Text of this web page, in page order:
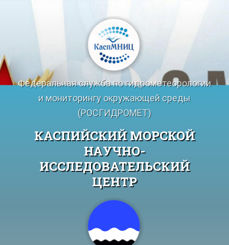
Федеральная служба по гидрометеорологии
и мониторингу окружающей среды
(РОСГИДРОМЕТ)
КАСПИЙСКИЙ МОРСКОЙ
НАУЧНО-
ИССЛЕДОВАТЕЛЬСКИЙ
ЦЕНТР